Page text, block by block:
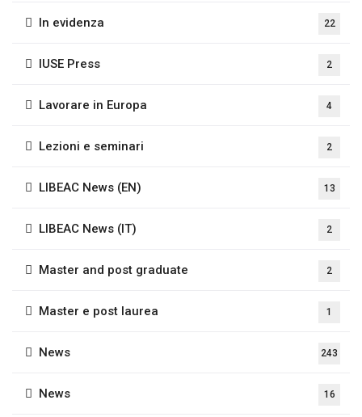
In evidenza 22
IUSE Press 2
Lavorare in Europa 4
Lezioni e seminari 2
LIBEAC News (EN) 13
LIBEAC News (IT) 2
Master and post graduate 2
Master e post laurea 1
News 243
News 16